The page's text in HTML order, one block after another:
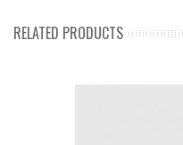
RELATED PRODUCTS